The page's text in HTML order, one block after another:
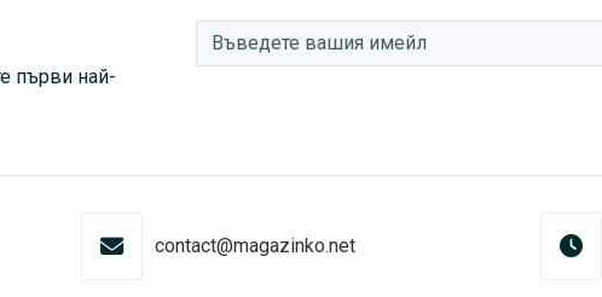
първи най-
contact@magazinko.net